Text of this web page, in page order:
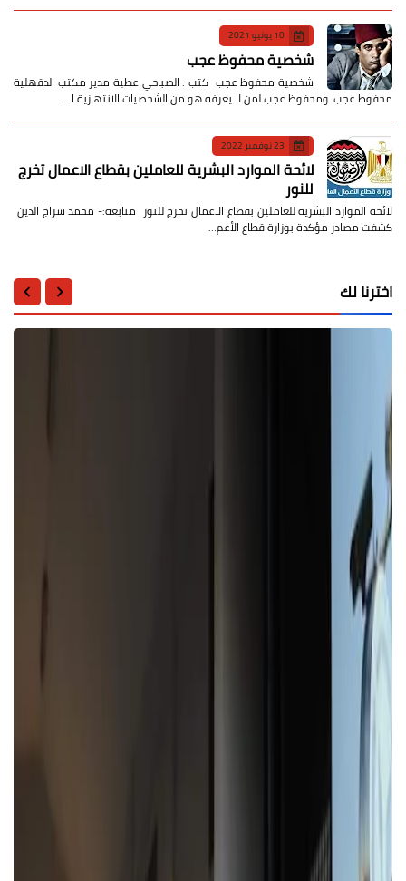
10 يونيو 2021
شخصية محفوظ عجب
شخصية محفوظ عجب كتب : الصباحي عطية مدير مكتب الدقهلية
محفوظ عجب ومحفوظ عجب لمن لا يعرفه هو من الشخصيات الانتهازية ا…
23 نوفمبر 2022
لائحة الموارد البشرية للعاملين بقطاع الاعمال تخرج
للنور
لائحة الموارد البشرية للعاملين بقطاع الاعمال تخرج للنور متابعه:- محمد سراج الدين
كشفت مصادر مؤكدة بوزارة قطاع الأعم…
اخترنا لك